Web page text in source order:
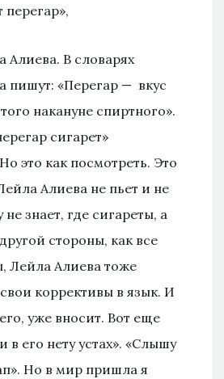
перегар»,
Алиева. В словарях
пишут: «Перегар — вкус
накануне спиртного».
сигарет»
это как посмотреть. Это
Алиева не пьет и не
не знает, где сигареты, а
стороны, как все
Лейла Алиева тоже
коррективы в язык. И
уже вносит. Вот еще
его нету устах». «Слышу
Но в мир пришла я